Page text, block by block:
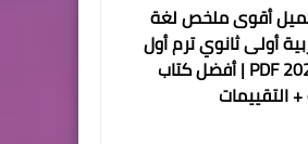
أقوى ملخص لغة
أولى ثانوي ترم أول
2027 PDF | أفضل كتاب
التقييمات